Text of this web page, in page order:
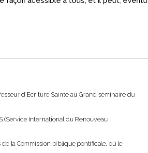
Vierge Marie
spirituels –
d’Ecriture Sainte au Grand séminaire du
(Service International du Renouveau
la Commission biblique pontificale, où le